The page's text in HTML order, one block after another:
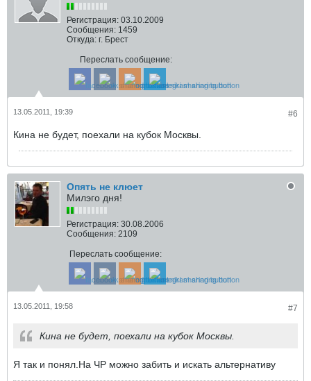
Регистрация: 03.10.2009
Сообщения: 1459
Откуда: г. Брест
Переслать сообщение:
#6
13.05.2011, 19:39
Кина не будет, поехали на кубок Москвы.
Опять не клюет
Милэго дня!
Регистрация: 30.08.2006
Сообщения: 2109
Переслать сообщение:
#7
13.05.2011, 19:58
Кина не будет, поехали на кубок Москвы.
Я так и понял.На ЧР можно забить и искать альтернативу